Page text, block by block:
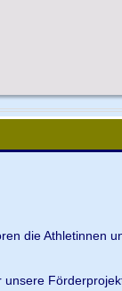
die Athletinnen